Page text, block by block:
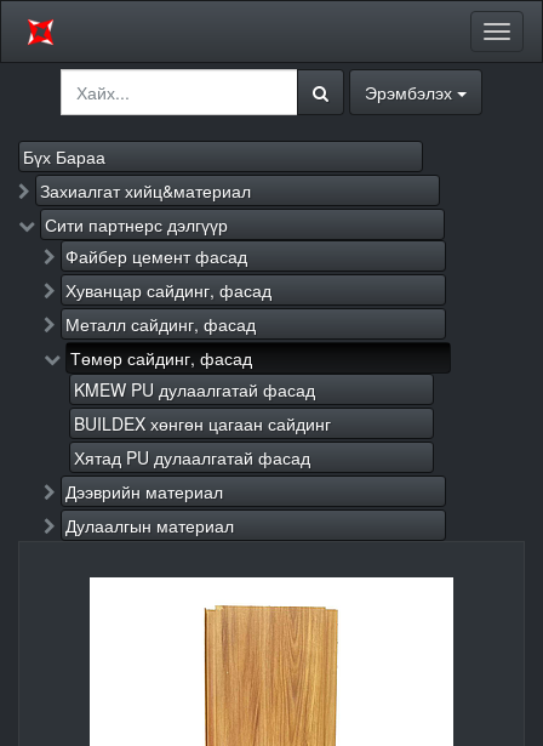
Эрэмбэлэх
Бүх Бараа
Захиалгат хийц&материал
Сити партнерс дэлгүүр
Файбер цемент фасад
Хуванцар сайдинг, фасад
Металл сайдинг, фасад
Төмөр сайдинг, фасад
KMEW PU дулаалгатай фасад
BUILDEX хөнгөн цагаан сайдинг
Хятад PU дулаалгатай фасад
Дээврийн материал
Дулаалгын материал